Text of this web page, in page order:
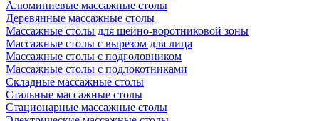
Алюминиевые массажные столы
Деревянные массажные столы
Массажные столы для шейно-воротниковой зоны
Массажные столы с вырезом для лица
Массажные столы с подголовником
Массажные столы с подлокотниками
Складные массажные столы
Стальные массажные столы
Стационарные массажные столы